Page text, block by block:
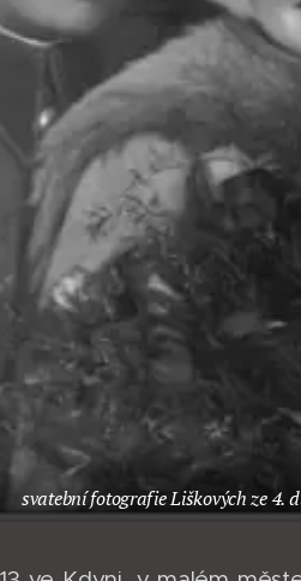
svatební fotografie Liškových ze 4.